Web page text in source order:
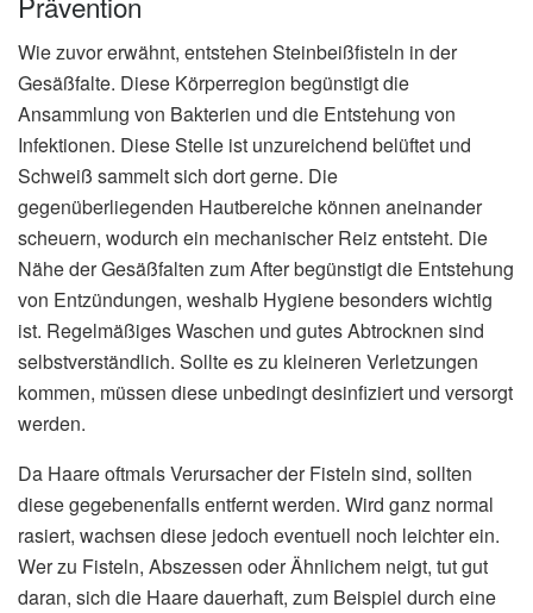
Wie zuvor erwähnt, entstehen Steinbeißfisteln in der
Gesäßfalte. Diese Körperregion begünstigt die
Ansammlung von Bakterien und die Entstehung von
Infektionen. Diese Stelle ist unzureichend belüftet und
Schweiß sammelt sich dort gerne. Die
gegenüberliegenden Hautbereiche können aneinander
scheuern, wodurch ein mechanischer Reiz entsteht. Die
Nähe der Gesäßfalten zum After begünstigt die Entstehung
von Entzündungen, weshalb Hygiene besonders wichtig
ist. Regelmäßiges Waschen und gutes Abtrocknen sind
selbstverständlich. Sollte es zu kleineren Verletzungen
kommen, müssen diese unbedingt desinfiziert und versorgt
werden.
Da Haare oftmals Verursacher der Fisteln sind, sollten
diese gegebenenfalls entfernt werden. Wird ganz normal
rasiert, wachsen diese jedoch eventuell noch leichter ein.
Wer zu Fisteln, Abszessen oder Ähnlichem neigt, tut gut
daran, sich die Haare dauerhaft, zum Beispiel durch eine